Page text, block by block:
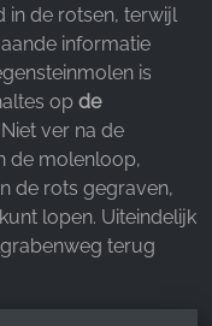
in de rotsen, terwijl
informatie
is
op de
ver na de
de molenloop,
de rots gegraven,
lopen. Uiteindelijk
terug